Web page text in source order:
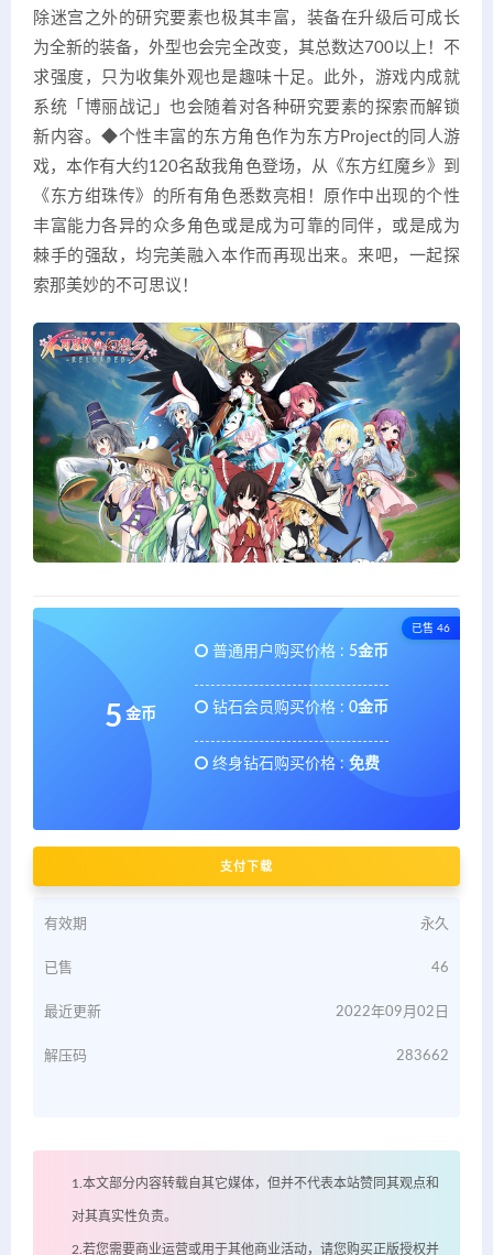
除迷宫之外的研究要素也极其丰富，装备在升级后可成长
为全新的装备，外型也会完全改变，其总数达700以上！不
求强度，只为收集外观也是趣味十足。此外，游戏内成就
系统「博丽战记」也会随着对各种研究要素的探索而解锁
新内容。◆个性丰富的东方角色作为东方Project的同人游
戏，本作有大约120名敌我角色登场，从《东方红魔乡》到
《东方绀珠传》的所有角色悉数亮相！原作中出现的个性
丰富能力各异的众多角色或是成为可靠的同伴，或是成为
棘手的强敌，均完美融入本作而再现出来。来吧，一起探
索那美妙的不可思议！
已售 46
5 金币
普通用户购买价格 : 5金币
钻石会员购买价格 : 0金币
终身钻石购买价格 : 免费
支付下载
有效期 永久
已售 46
最近更新 2022年09月02日
解压码 283662
1.本文部分内容转载自其它媒体，但并不代表本站赞同其观点和
对其真实性负责。
2.若您需要商业运营或用于其他商业活动，请您购买正版授权并